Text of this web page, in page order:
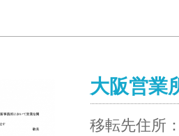
大阪営業
移転先住所